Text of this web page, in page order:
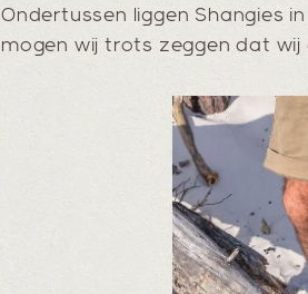
Ondertussen liggen Shangies
mogen wij trots zeggen dat wij